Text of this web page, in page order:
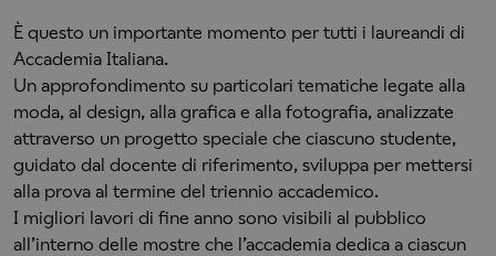
È questo un importante momento per tutti i laureandi di
Accademia Italiana.
Un approfondimento su particolari tematiche legate alla
moda, al design, alla grafica e alla fotografia, analizzate
attraverso un progetto speciale che ciascuno studente,
guidato dal docente di riferimento, sviluppa per mettersi
alla prova al termine del triennio accademico.
I migliori lavori di fine anno sono visibili al pubblico
all’interno delle mostre che l’accademia dedica a ciascun